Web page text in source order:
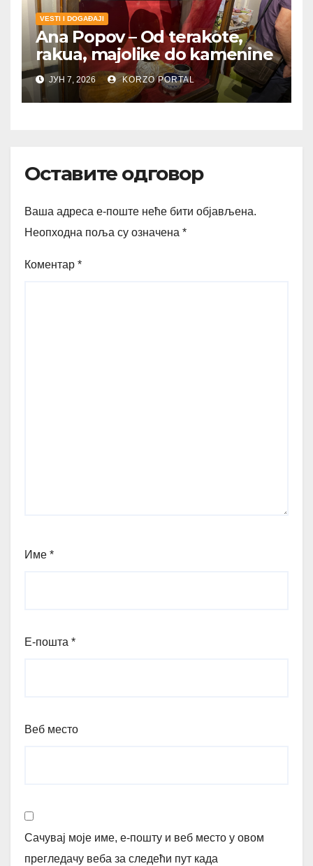
VESTI I DOGAĐAJI
Ana Popov – Od terakote,
rakua, majolike do kamenine
ЈУН 7, 2026 KORZO PORTAL
Оставите одговор
Ваша адреса е-поште неће бити објављена.
Неопходна поља су означена *
Коментар *
Име *
Е-пошта *
Веб место
Сачувај моје име, е-пошту и веб место у овом
прегледачу веба за следећи пут када